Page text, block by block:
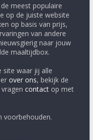
meest populaire
op de juiste website
op basis van prijs,
van andere
naar jouw
maaltijdbox.
site waar jij alle
over ons, bekijk de
contactop met
voorbehouden.